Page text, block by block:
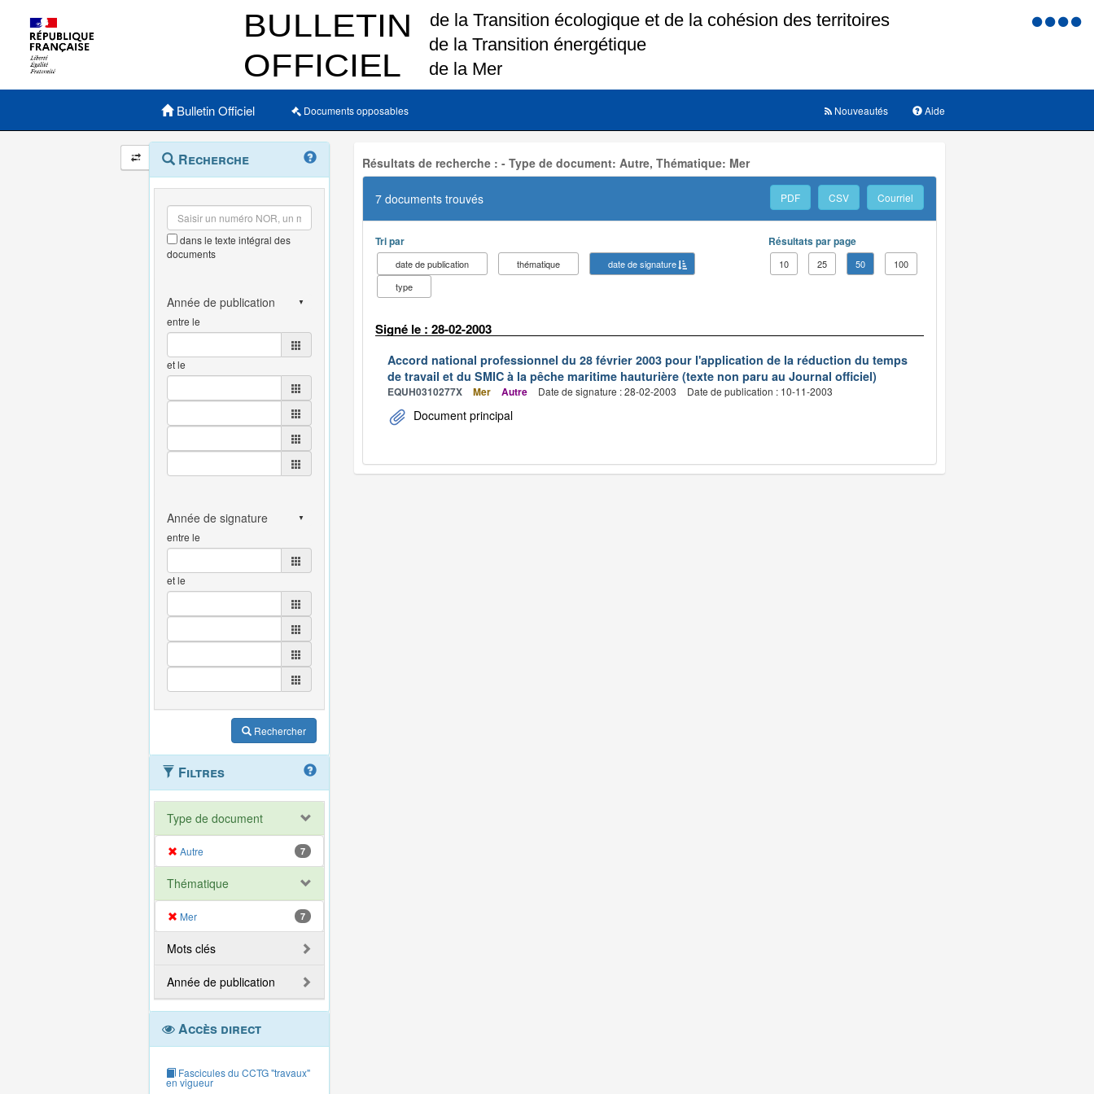
Menu
Menu principal
Bulletin Officiel Documents opposables Aide
Nouveautés
Navigation
et
outils
annexes
Menu
contextuel
Recherche
dans le texte intégral des
documents
entre le
et le
entre le
et le
Rechercher
Filtres
Type de document
Autre 7
Thématique
Mer 7
Mots clés
Année de publication
Accès direct
Fascicules du CCTG "travaux"
en vigueur
Résultats de recherche : - Type de document: Autre, Thématique: Mer
7 documents trouvés PDF CSV Courriel
Tri par
date de publication thématique
date de signature
type
Résultats par page
10 25 50 100
Signé le : 28-02-2003
Accord national professionnel du 28 février 2003 pour l'application de la réduction du temps
de travail et du SMIC à la pêche maritime hauturière (texte non paru au Journal officiel)
EQUH0310277X Mer Autre Date de signature : 28-02-2003 Date de publication : 10-11-2003
Document principal